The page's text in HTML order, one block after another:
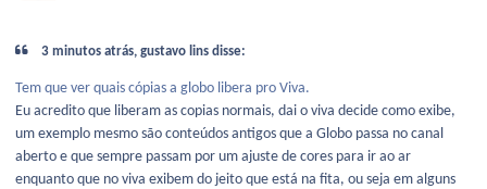
3 minutos atrás, gustavo lins disse:
Tem que ver quais cópias a globo libera pro Viva.
Eu acredito que liberam as copias normais, dai o viva decide como exibe,
um exemplo mesmo são conteúdos antigos que a Globo passa no canal
aberto e que sempre passam por um ajuste de cores para ir ao ar
enquanto que no viva exibem do jeito que está na fita, ou seja em alguns